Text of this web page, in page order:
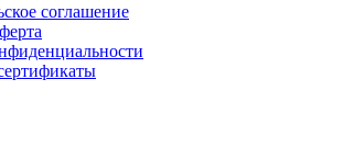
соглашение